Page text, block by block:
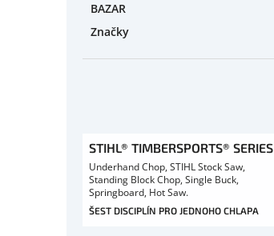
BAZAR
Značky
STIHL® TIMBERSPORTS® SERIES
Underhand Chop, STIHL Stock Saw,
Standing Block Chop, Single Buck,
Springboard, Hot Saw.
ŠEST DISCIPLÍN PRO JEDNOHO CHLAPA